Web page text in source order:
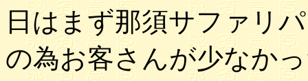
日はまず那須サファリ
の為お客さんが少なか